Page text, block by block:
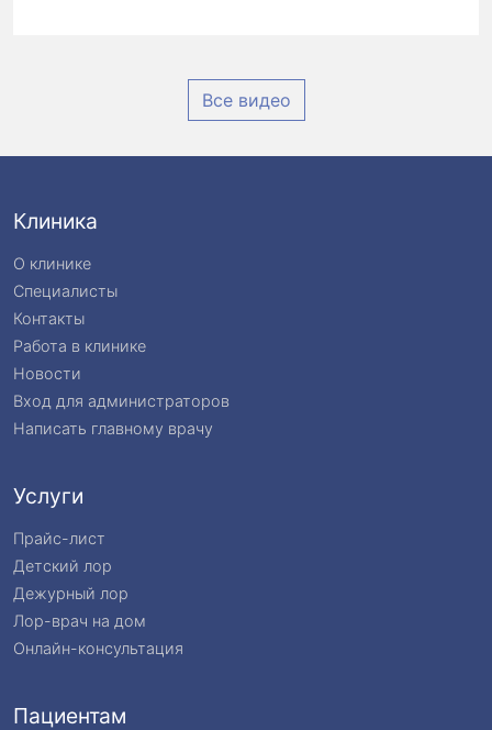
Все видео
Клиника
О клинике
Специалисты
Контакты
Работа в клинике
Новости
Вход для администраторов
Написать главному врачу
Услуги
Прайс-лист
Детский лор
Дежурный лор
Лор-врач на дом
Онлайн-консультация
Пациентам